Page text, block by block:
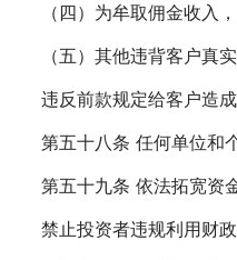
（四）为牟取佣金收入，
（五）其他违背客户真实
违反前款规定给客户造成
第五十八条 任何单位和个
第五十九条 依法拓宽资金
禁止投资者违规利用财政